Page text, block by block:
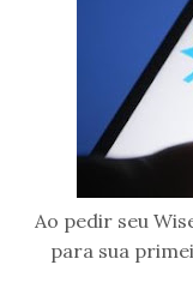
Ao pedir seu
para sua